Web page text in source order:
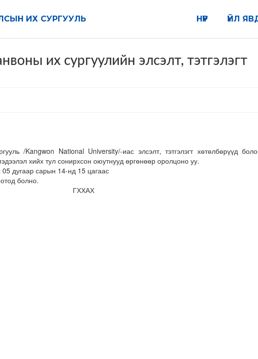
ИХ СУРГУУЛЬ ҮЙЛ
НҮҮР
их сургуулийн элсэлт, тэтгэлэгт
/Kangwon National University/-иас элсэлт, тэтгэлэгт хөтөлбөрүүд
хийх тул сонирхсон оюутнууд өргөнөөр оролцоно уу.
дугаар сарын 14-нд 15 цагаас
болно.
ГХХАХ